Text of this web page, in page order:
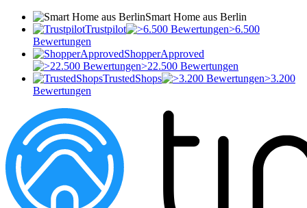
Smart Home aus Berlin
Trustpilot
>6.500
Bewertungen
ShopperApproved
>22.500 Bewertungen
TrustedShops
>3.200
Bewertungen